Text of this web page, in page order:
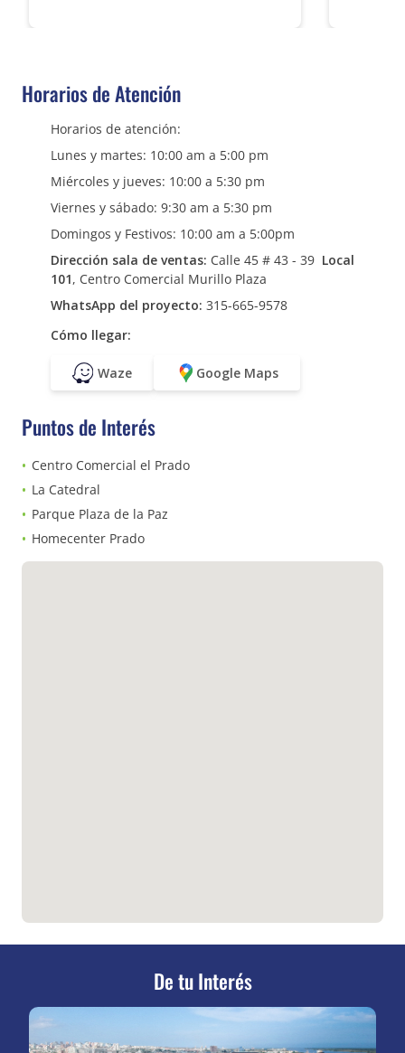
Horarios de Atención
Horarios de atención:
Lunes y martes: 10:00 am a 5:00 pm
Miércoles y jueves: 10:00 a 5:30 pm
Viernes y sábado: 9:30 am a 5:30 pm
Domingos y Festivos: 10:00 am a 5:00pm
Dirección sala de ventas: Calle 45 # 43 - 39 Local
101, Centro Comercial Murillo Plaza
WhatsApp del proyecto: 315-665-9578
Cómo llegar:
Waze Google Maps
Puntos de Interés
Centro Comercial el Prado
La Catedral
Parque Plaza de la Paz
Homecenter Prado
De tu Interés